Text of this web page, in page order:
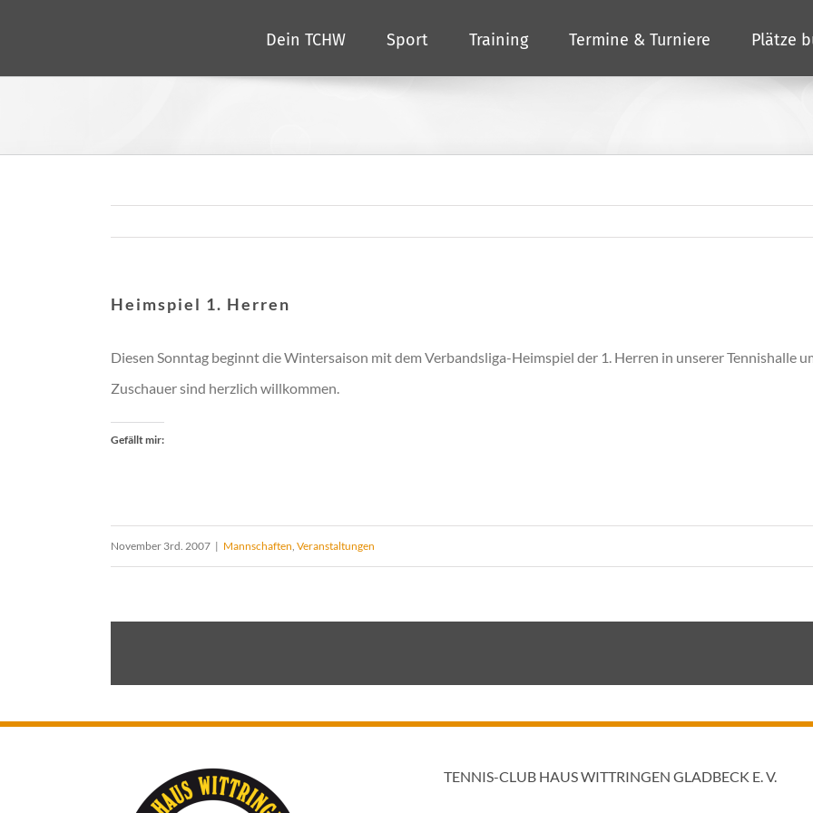
springen
Dein TCHW Sport Training Termine & Turniere Plätze
Heimspiel 1. Herren
Diesen Sonntag beginnt die Wintersaison mit dem Verbandsliga-Heimspiel der 1. Herren in unserer Tennishalle
Zuschauer sind herzlich willkommen.
Gefällt mir:
November 3rd. 2007 | Mannschaften, Veranstaltungen
TENNIS-CLUB HAUS WITTRINGEN GLADBECK E. V.